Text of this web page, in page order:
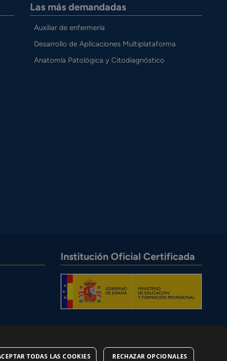
Las más demandadas
Auxiliar de enfermería
Desarrollo de Aplicaciones Multiplataforma
Anatomía Patológica y Citodiagnóstico
Institución Oficial Certificada
TODAS LAS COOKIES RECHAZAR OPCIONALES